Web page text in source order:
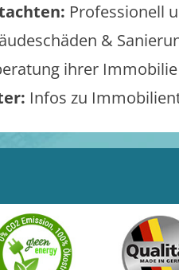
Professionell
&
ihrer Immobilie
Infos zu